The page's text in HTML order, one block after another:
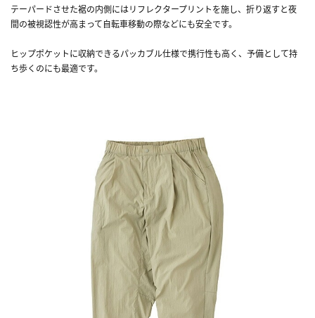
テーパードさせた裾の内側にはリフレクタープリントを施し、折り返すと夜
間の被視認性が高まって自転車移動の際などにも安全です。
ヒップポケットに収納できるパッカブル仕様で携行性も高く、予備として持
ち歩くのにも最適です。